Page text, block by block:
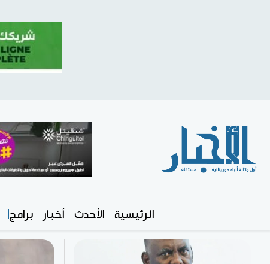
الرئيسية الأحدث أخبار برامج